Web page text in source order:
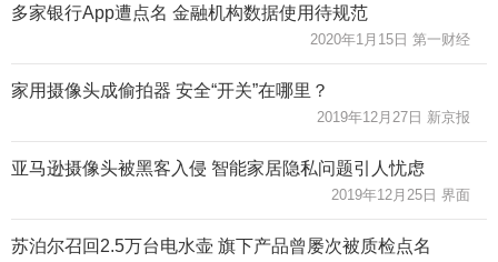
多家银行App遭点名 金融机构数据使用待规范
2020年1月15日 第一财经
家用摄像头成偷拍器 安全“开关”在哪里？
2019年12月27日 新京报
亚马逊摄像头被黑客入侵 智能家居隐私问题引人忧虑
2019年12月25日 界面
苏泊尔召回2.5万台电水壶 旗下产品曾屡次被质检点名